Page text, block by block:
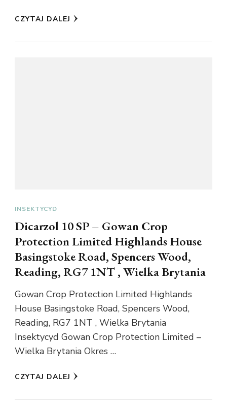
CZYTAJ DALEJ
INSEKTYCYD
Dicarzol 10 SP – Gowan Crop
Protection Limited Highlands House
Basingstoke Road, Spencers Wood,
Reading, RG7 1NT , Wielka Brytania
Gowan Crop Protection Limited Highlands
House Basingstoke Road, Spencers Wood,
Reading, RG7 1NT , Wielka Brytania
Insektycyd Gowan Crop Protection Limited –
Wielka Brytania Okres …
CZYTAJ DALEJ